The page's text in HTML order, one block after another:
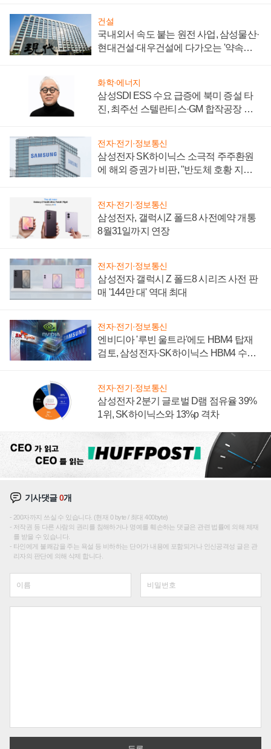
건설
국내외서 속도 붙는 원전 사업, 삼성물산·
현대건설·대우건설에 다가오는 '약속의
화학·에너지
삼성SDI ESS 수요 급증에 북미 증설 타
진, 최주선 스텔란티스·GM 합작공장 건
전자·전기·정보통신
삼성전자 SK하이닉스 소극적 주주환원
에 해외 증권가 비판, "반도체 호황 지속
전자·전기·정보통신
삼성전자, 갤럭시Z 폴드8 사전예약 개통
8월31일까지 연장
전자·전기·정보통신
삼성전자 갤럭시 Z 폴드8 시리즈 사전 판
매 '144만 대' 역대 최대
전자·전기·정보통신
엔비디아 '루빈 울트라'에도 HBM4 탑재
검토, 삼성전자·SK하이닉스 HBM4 수율
전자·전기·정보통신
삼성전자 2분기 글로벌 D램 점유율 39%
1위, SK하이닉스와 13%p 격차
기사댓글0개
200자까지 쓰실 수 있습니다. (현재 0 byte / 최대 400byte)
저작권 등 다른 사람의 권리를 침해하거나 명예를 훼손하는 댓글은 관련 법률에 의해 제재
를 받을 수 있습니다.
타인에게 불쾌감을 주는 욕설 등 비하하는 단어가 내용에 포함되거나 인신공격성 글은 관
리자의 판단에 의해 삭제 합니다.